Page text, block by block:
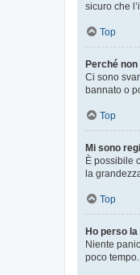
sicuro che
Top
Perché
Ci sono
bannato o
Top
Mi sono
È possibile
la
Top
Ho perso
Niente
poco